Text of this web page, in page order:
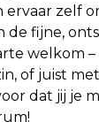
ervaar zelf
de fijne,
welkom
of juist
dat jij je